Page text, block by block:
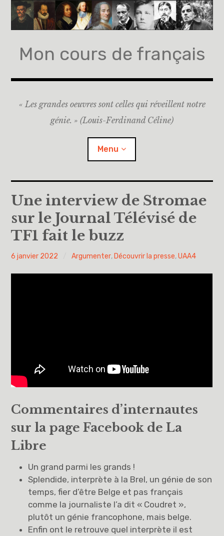
Accéder
contenu
Mon cours de français
« Les grandes oeuvres sont celles qui réveillent notre
génie. » (Louis-Ferdinand Céline)
Menu
Accueil
A propos
Vous avez dit UAA ?
UAA4
UAA5
UAA6
Éducation à la philosophie et à la citoyenneté
Une interview de Stromae
sur le Journal Télévisé de
TF1 fait le buzz
PYH
6 janvier 2022 Argumenter, Découvrir la presse,UAA4
Commentaires d’internautes
sur la page Facebook de La
Libre
Un grand parmi les grands !
Splendide, interprète à la Brel, un génie de son
temps, fier d’être Belge et pas français
comme la journaliste l’a dit « Coudret »,
plutôt un génie francophone, mais belge.
Enfin ont le retrouve quel interprète il est